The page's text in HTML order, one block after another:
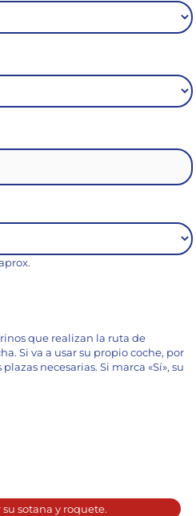
que realizan la ruta de
Si va a usar su propio coche, por
necesarias. Si marca «Sí», su
sotana y roquete.